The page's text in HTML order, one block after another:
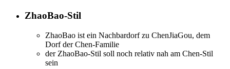
ZhaoBao-Stil
ZhaoBao ist ein Nachbardorf zu ChenJiaGou, dem
Dorf der Chen-Familie
der ZhaoBao-Stil soll noch relativ nah am Chen-Stil
sein